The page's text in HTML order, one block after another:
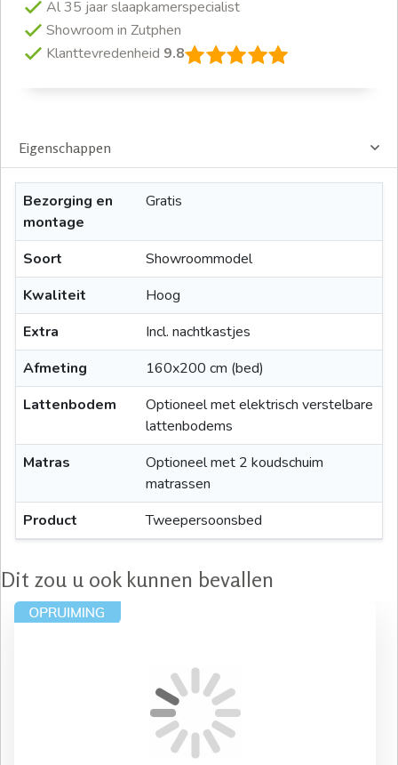
Al 35 jaar slaapkamerspecialist
Showroom in Zutphen
Klanttevredenheid 9.8
Eigenschappen
Bezorging en
montage
Gratis
Soort
Showroommodel
Kwaliteit
Hoog
Extra
Incl. nachtkastjes
Afmeting
160x200 cm (bed)
Lattenbodem
Optioneel met elektrisch verstelbare
lattenbodems
Matras
Optioneel met 2 koudschuim
matrassen
Product
Tweepersoonsbed
Dit zou u ook kunnen bevallen